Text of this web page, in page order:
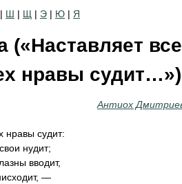
| Ш | Щ | Э | Ю | Я
нравы судит…»)
Антиох
нравы судит:
нудит;
вводит,
—